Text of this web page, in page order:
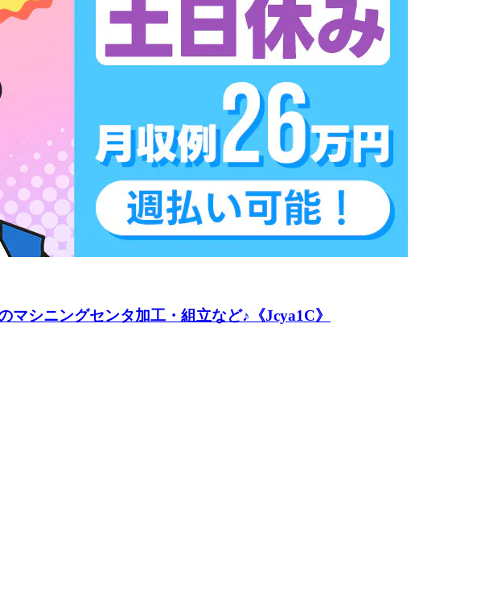
シニングセンタ加工・組立など♪《Jcya1C》